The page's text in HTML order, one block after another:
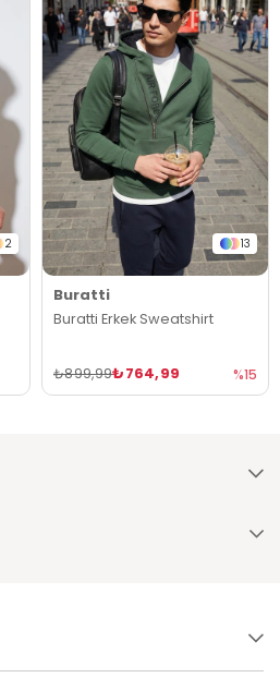
2 13
Buratti
Buratti Erkek Sweatshirt
₺764,99
₺899,99 %15